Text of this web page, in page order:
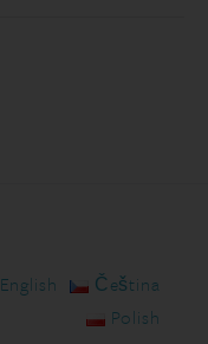
English
Čeština
Polish